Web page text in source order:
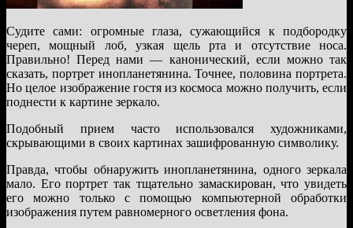
Судите сами: огромные глаза, сужающийся к подбородку
череп, мощный лоб, узкая щель рта и отсутствие носа.
Правильно! Перед нами — канонический, если можно так
сказать, портрет инопланетянина. Точнее, половина портрета.
Но целое изображение гостя из космоса можно получить, если
поднести к картине зеркало.
Подобный прием часто использовался художниками,
скрывающими в своих картинах зашифрованную символику.
Правда, чтобы обнаружить инопланетянина, одного зеркала
мало. Его портрет так тщательно замаскирован, что увидеть
его можно только с помощью компьютерной обработки
изображения путем равномерного осветления фона.